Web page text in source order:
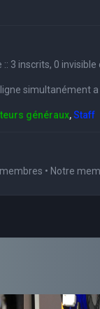
3 inscrits, 0
simultanément
généraux,Staff
• Notre